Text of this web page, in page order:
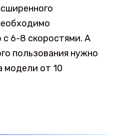
6-8 скоростями. А
пользования нужно
модели от 10